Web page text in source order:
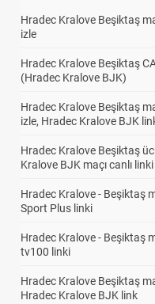
Hradec Kralove Beşiktaş
izle
Hradec Kralove Beşiktaş
(Hradec Kralove BJK)
Hradec Kralove Beşiktaş
izle, Hradec Kralove BJK
Hradec Kralove Beşiktaş
Kralove BJK maçı canlı linki
Hradec Kralove - Beşiktaş
Sport Plus linki
Hradec Kralove - Beşiktaş
tv100 linki
Hradec Kralove Beşiktaş
Hradec Kralove BJK link